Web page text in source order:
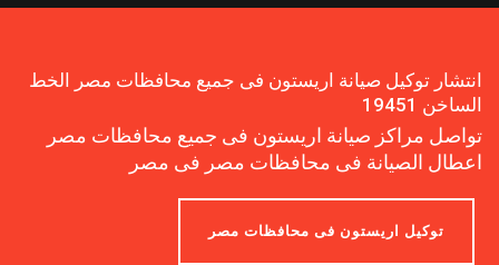
انتشار توكيل صيانة اريستون فى جميع محافظات مصر الخط
الساخن 19451
تواصل مراكز صيانة اريستون فى جميع محافظات مصر
اعطال الصيانة فى محافظات مصر فى مصر
توكيل اريستون فى محافظات مصر